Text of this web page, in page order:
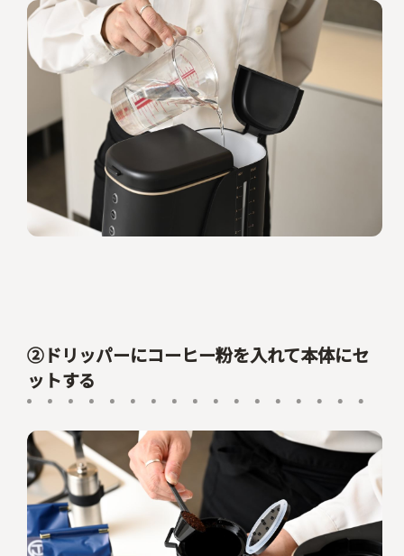
②ドリッパーにコーヒー粉を入れて本体にセ
ットする